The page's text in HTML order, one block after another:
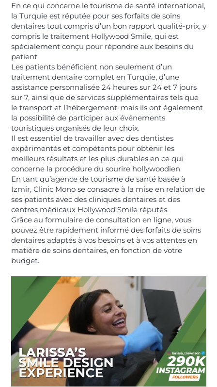
En ce qui concerne le tourisme de santé international,
la Turquie est réputée pour ses forfaits de soins
dentaires tout compris d’un bon rapport qualité-prix, y
compris le traitement Hollywood Smile, qui est
spécialement conçu pour répondre aux besoins du
patient.
Les patients bénéficient non seulement d’un
traitement dentaire complet en Turquie, d’une
assistance personnalisée 24 heures sur 24 et 7 jours
sur 7, ainsi que de services supplémentaires tels que
le transport et l’hébergement, mais ils ont également
la possibilité de participer aux événements
touristiques organisés de leur choix.
Il est essentiel de travailler avec des dentistes
expérimentés et compétents pour obtenir les
meilleurs résultats et les plus durables en ce qui
concerne la procédure du sourire hollywoodien.
En tant qu’agence de tourisme de santé basée à
Izmir, Clinic Mono se consacre à la mise en relation de
ses patients avec des cliniques dentaires et des
centres médicaux Hollywood Smile réputés.
Grâce au formulaire de consultation en ligne, vous
pouvez être rapidement informé des forfaits de soins
dentaires adaptés à vos besoins et à vos attentes en
matière de soins dentaires, en fonction de votre
budget.